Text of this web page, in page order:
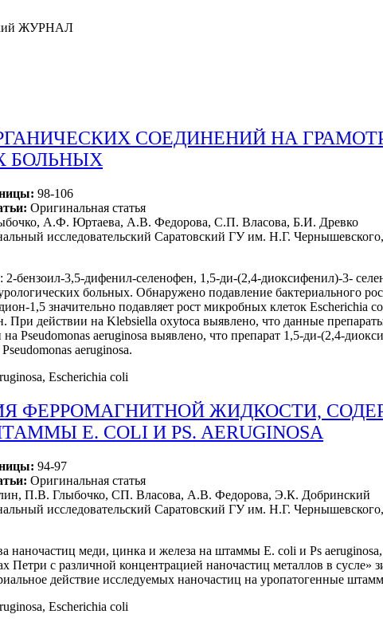
СОЕДИНЕНИЙ НА
БОЛЬНЫХ
98-106
Оригинальная статья
А.Ф. Юртаева, А.В. Федорова, С.П. Власова, Б.И. Древко
исследовательский Саратовский ГУ им. Н.Г.
2-бензоил-3,5-дифенил-селенофен, 1,5-ди-(2,4-диоксифенил)-3-
больных. Обнаружено подавление бактериального
1,5 значительно подавляет рост микробных клеток
При действии на Klebsiella oxytoca выявлено, что данные
Pseudomonas aeruginosa выявлено, что препарат 1,5-ди-(2,4-
aeruginosa.
Escherichia coli
ФЕРРОМАГНИТНОЙ ЖИДКОСТИ,
Е. COLI И PS. AERUGINOSA
94-97
Оригинальная статья
П.В. Глыбочко, СП. Власова, А.В. Федорова, Э.К. Добринский
исследовательский Саратовский ГУ им. Н.Г.
наночастиц меди, цинка и железа на штаммы Е. coli и Ps
с различной концентрацией наночастиц металлов в сусле»
действие исследуемых наночастиц на уропатогенные
Escherichia coli